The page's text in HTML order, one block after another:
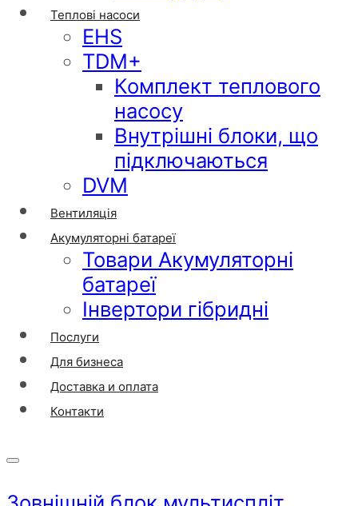
Теплові насоси
EHS
TDM+
Комплект теплового
насосу
Внутрішні блоки, що
підключаються
DVM
Вентиляція
Акумуляторні батареї
Товари Акумуляторні
батареї
Інвертори гібридні
Послуги
Для бизнеса
Доставка и оплата
Контакти